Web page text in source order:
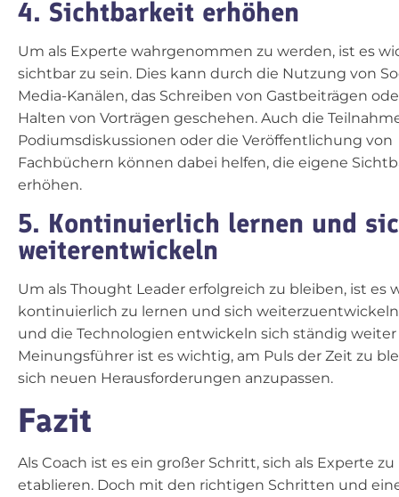
4. Sichtbarkeit erhöhen
Um als Experte wahrgenommen zu werden, ist es
sichtbar zu sein. Dies kann durch die Nutzung von
Media-Kanälen, das Schreiben von Gastbeiträgen
Halten von Vorträgen geschehen. Auch die
Podiumsdiskussionen oder die Veröffentlichung von
Fachbüchern können dabei helfen, die eigene
erhöhen.
5. Kontinuierlich lernen und
weiterentwickeln
Um als Thought Leader erfolgreich zu bleiben, ist es
kontinuierlich zu lernen und sich
und die Technologien entwickeln sich ständig weiter
Meinungsführer ist es wichtig, am Puls der Zeit zu
sich neuen Herausforderungen anzupassen.
Fazit
Als Coach ist es ein großer Schritt, sich als Experte zu
etablieren. Doch mit den richtigen Schritten und